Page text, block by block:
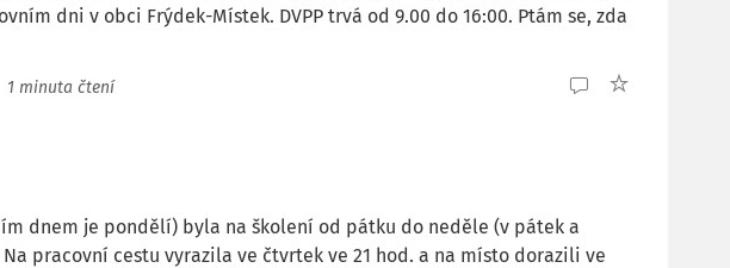
dni v obci Frýdek-Místek. DVPP trvá od 9.00 do 16:00. Ptám se, zda
1 minuta čtení
dnem je pondělí) byla na školení od pátku do neděle (v pátek a
pracovní cestu vyrazila ve čtvrtek ve 21 hod. a na místo dorazili ve